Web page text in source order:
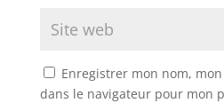
Enregistrer mon nom,
dans le navigateur pour mon